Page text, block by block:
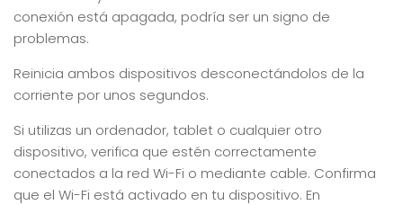
conexión está apagada, podría ser un signo de
problemas.
Reinicia ambos dispositivos desconectándolos de la
corriente por unos segundos.
Si utilizas un ordenador, tablet o cualquier otro
dispositivo, verifica que estén correctamente
conectados a la red Wi-Fi o mediante cable. Confirma
que el Wi-Fi está activado en tu dispositivo. En